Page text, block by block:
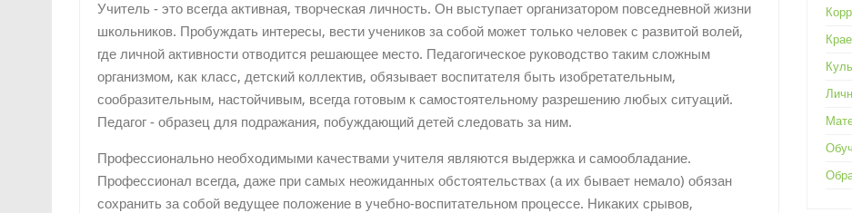
Учитель - это всегда активная, творческая личность. Он выступает организатором повседневной жизни
школьников. Пробуждать интересы, вести учеников за собой может только человек с развитой волей,
где личной активности отводится решающее место. Педагогическое руководство таким сложным
организмом, как класс, детский коллектив, обязывает воспитателя быть изобретательным,
сообразительным, настойчивым, всегда готовым к самостоятельному разрешению любых ситуаций.
Педагог - образец для подражания, побуждающий детей следовать за ним.
Профессионально необходимыми качествами учителя являются выдержка и самообладание.
Профессионал всегда, даже при самых неожиданных обстоятельствах (а их бывает немало) обязан
сохранить за собой ведущее положение в учебно-воспитательном процессе. Никаких срывов,